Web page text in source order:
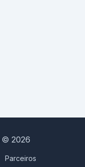
© 2026
Parceiros